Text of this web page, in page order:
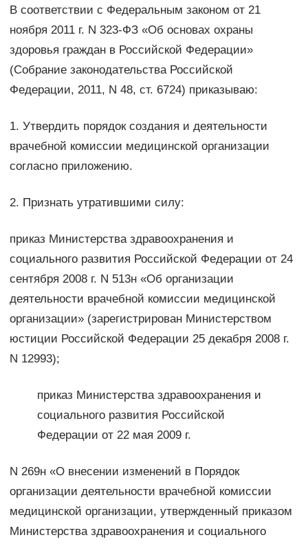
В соответствии с Федеральным законом от 21
ноября 2011 г. N 323-ФЗ «Об основах охраны
здоровья граждан в Российской Федерации»
(Собрание законодательства Российской
Федерации, 2011, N 48, ст. 6724) приказываю:
1. Утвердить порядок создания и деятельности
врачебной комиссии медицинской организации
согласно приложению.
2. Признать утратившими силу:
приказ Министерства здравоохранения и
социального развития Российской Федерации от 24
сентября 2008 г. N 513н «Об организации
деятельности врачебной комиссии медицинской
организации» (зарегистрирован Министерством
юстиции Российской Федерации 25 декабря 2008 г.
N 12993);
приказ Министерства здравоохранения и
социального развития Российской
Федерации от 22 мая 2009 г.
N 269н «О внесении изменений в Порядок
организации деятельности врачебной комиссии
медицинской организации, утвержденный приказом
Министерства здравоохранения и социального